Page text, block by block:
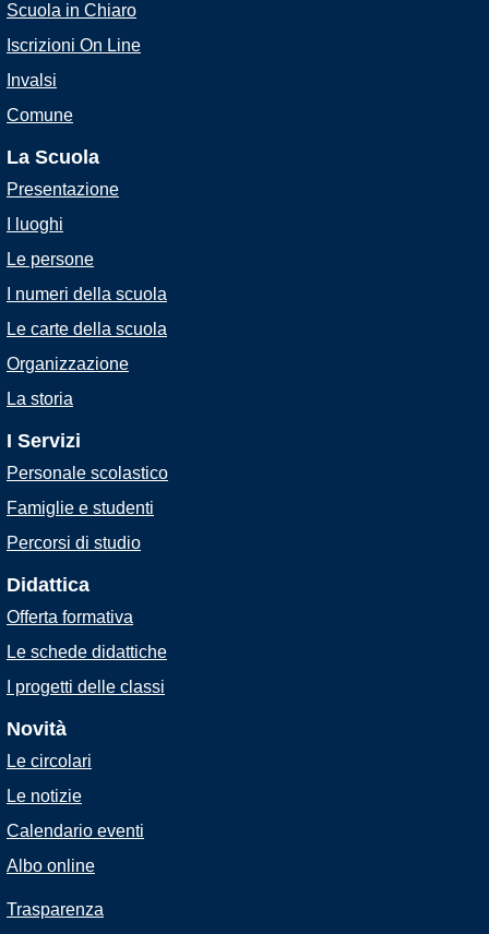
Scuola in Chiaro
Iscrizioni On Line
Invalsi
Comune
La Scuola
Presentazione
I luoghi
Le persone
I numeri della scuola
Le carte della scuola
Organizzazione
La storia
I Servizi
Personale scolastico
Famiglie e studenti
Percorsi di studio
Didattica
Offerta formativa
Le schede didattiche
I progetti delle classi
Novità
Le circolari
Le notizie
Calendario eventi
Albo online
Trasparenza